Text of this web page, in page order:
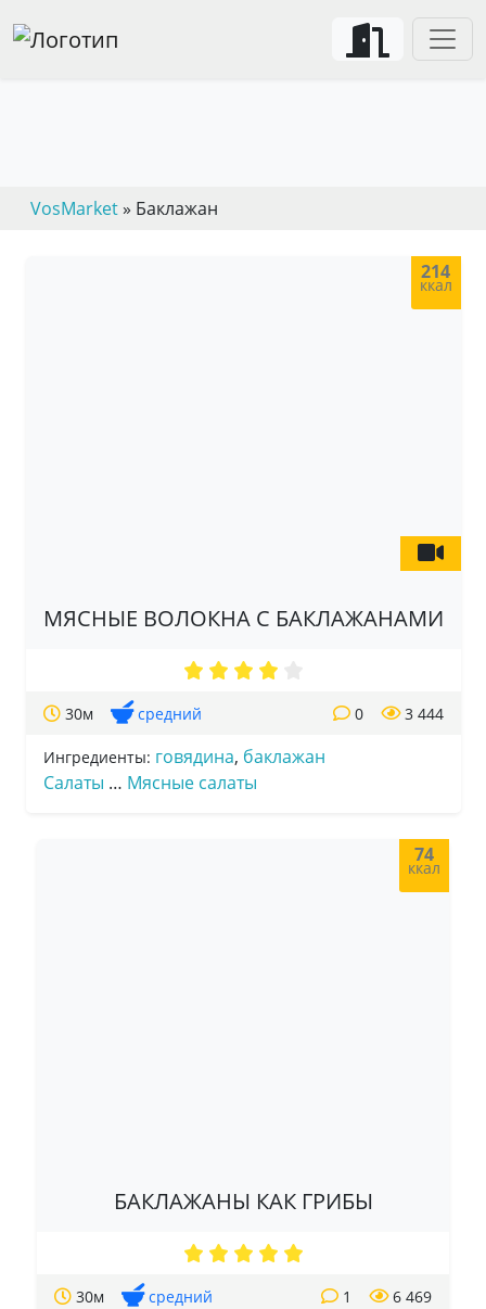
VosMarket» Баклажан
214
ккал
МЯСНЫЕ ВОЛОКНА С БАКЛАЖАНАМИ
30м средний 3 444
0
Ингредиенты: говядина, баклажан
Салаты … Мясные салаты
74
ккал
БАКЛАЖАНЫ КАК ГРИБЫ
30м средний 6 469
1